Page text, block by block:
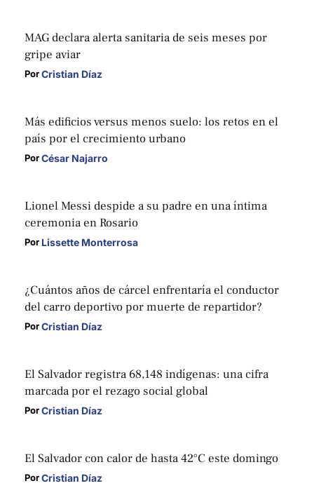
MAG declara alerta sanitaria de seis meses por
gripe aviar
Por Cristian Díaz
Más edificios versus menos suelo: los retos en el
país por el crecimiento urbano
Por César Najarro
Lionel Messi despide a su padre en una íntima
ceremonia en Rosario
Por Lissette Monterrosa
¿Cuántos años de cárcel enfrentaría el conductor
del carro deportivo por muerte de repartidor?
Por Cristian Díaz
El Salvador registra 68,148 indígenas: una cifra
marcada por el rezago social global
Por Cristian Díaz
El Salvador con calor de hasta 42°C este domingo
Por Cristian Díaz